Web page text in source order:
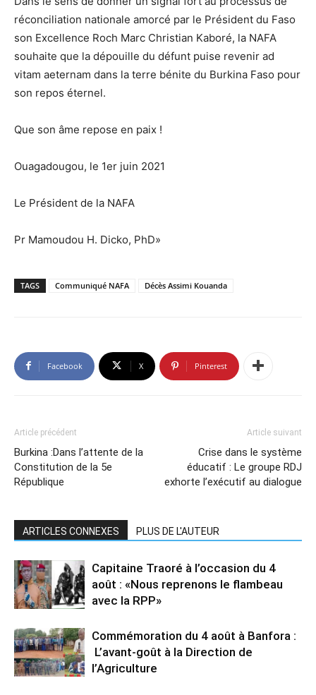
réconciliation nationale amorcé par le Président du Faso
son Excellence Roch Marc Christian Kaboré, la NAFA
souhaite que la dépouille du défunt puise revenir ad
vitam aeternam dans la terre bénite du Burkina Faso pour
son repos éternel.
Que son âme repose en paix !
Ouagadougou, le 1er juin 2021
Le Président de la NAFA
Pr Mamoudou H. Dicko, PhD»
TAGS Communiqué NAFA Décès Assimi Kouanda
Facebook X Pinterest
Article précédent
Burkina :Dans l’attente de la
Constitution de la 5e
République
Article suivant
Crise dans le système
éducatif : Le groupe RDJ
exhorte l’exécutif au dialogue
ARTICLES CONNEXES PLUS DE L'AUTEUR
Capitaine Traoré à l’occasion du 4
août : «Nous reprenons le flambeau
avec la RPP»
Commémoration du 4 août à Banfora :
L’avant-goût à la Direction de
l’Agriculture